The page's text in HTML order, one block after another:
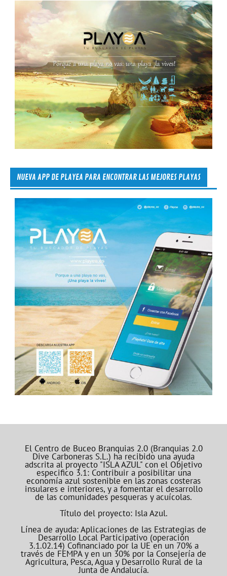
NUEVA APP DE PLAYEA PARA ENCONTRAR LAS MEJORES PLAYAS
El Centro de Buceo Branquias 2.0 (Branquias 2.0
Dive Carboneras S.L.) ha recibido una ayuda
adscrita al proyecto "ISLA AZUL" con el Objetivo
especifico 3.1: Contribuir a posibilitar una
economía azul sostenible en las zonas costeras
insulares e interiores, y a fomentar el desarrollo
de las comunidades pesqueras y acuícolas.
Título del proyecto: Isla Azul.
Línea de ayuda: Aplicaciones de las Estrategias de
Desarrollo Local Participativo (operación
3.1.02.14) Cofinanciado por la UE en un 70% a
través de FEMPA y en un 30% por la Consejería de
Agricultura, Pesca, Agua y Desarrollo Rural de la
Junta de Andalucía.